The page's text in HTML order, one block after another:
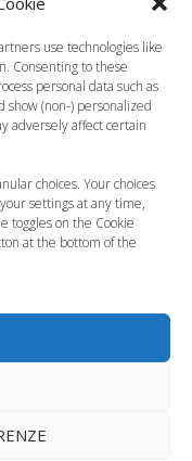
use technologies like
Consenting to these
personal data such as
show (non-) personalized
adversely affect certain
choices. Your choices
settings at any time,
toggles on the Cookie
at the bottom of the
Educazione
di liquidi
i nati tra gennaio
per
della Bilancia di